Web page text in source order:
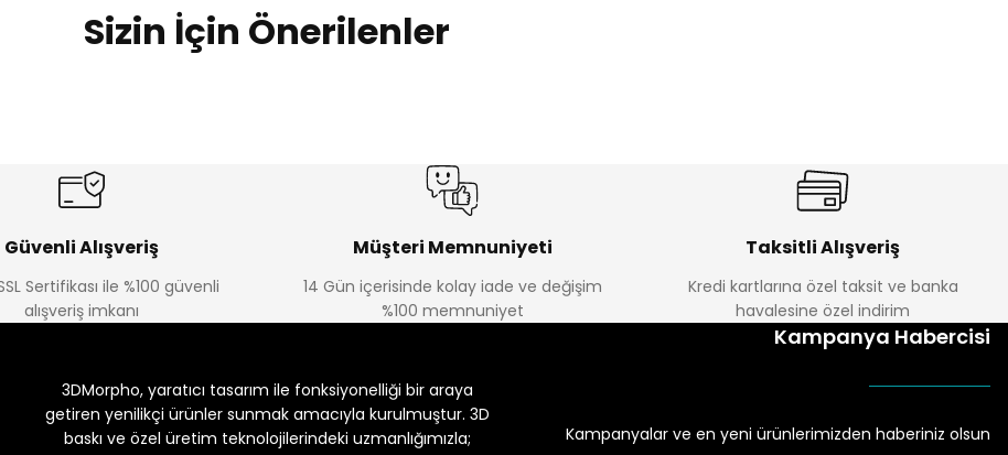
Sizin İçin Önerilenler
Güvenli Alışveriş
Sertifikası ile %100 güvenli
alışveriş imkanı
Müşteri Memnuniyeti
14 Gün içerisinde kolay iade ve değişim
%100 memnuniyet
Taksitli Alışveriş
Kredi kartlarına özel taksit ve banka
havalesine özel indirim
3DMorpho, yaratıcı tasarım ile fonksiyonelliği bir araya
getiren yenilikçi ürünler sunmak amacıyla kurulmuştur. 3D
baskı ve özel üretim teknolojilerindeki uzmanlığımızla;
Kampanya Habercisi
Kampanyalar ve en yeni ürünlerimizden haberiniz olsun